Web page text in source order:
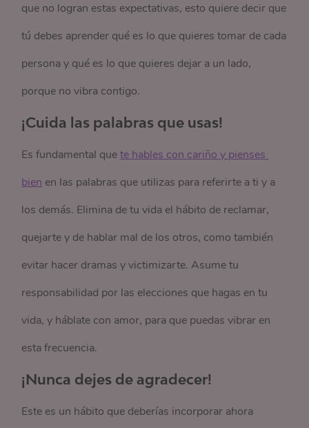
que no logran estas expectativas, esto quiere decir que
tú debes aprender qué es lo que quieres tomar de cada
persona y qué es lo que quieres dejar a un lado,
porque no vibra contigo.
¡Cuida las palabras que usas!
Es fundamental quete hables con cariño y pienses
bien en las palabras que utilizas para referirte a ti y a
los demás. Elimina de tu vida el hábito de reclamar,
quejarte y de hablar mal de los otros, como también
evitar hacer dramas y victimizarte. Asume tu
responsabilidad por las elecciones que hagas en tu
vida, y háblate con amor, para que puedas vibrar en
esta frecuencia.
¡Nunca dejes de agradecer!
Este es un hábito que deberías incorporar ahora